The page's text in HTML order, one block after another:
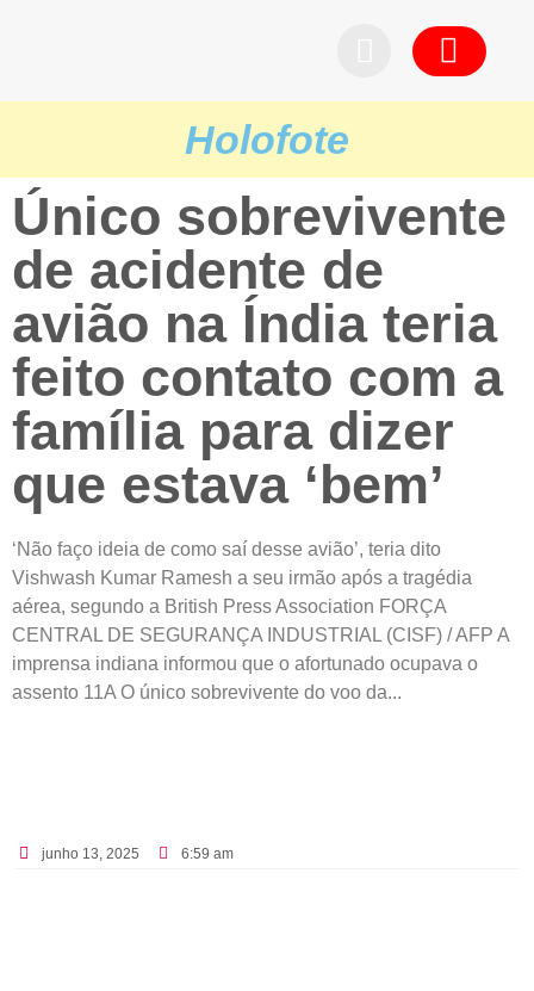
Holofote
Único sobrevivente
de acidente de
avião na Índia teria
feito contato com a
família para dizer
que estava ‘bem’
‘Não faço ideia de como saí desse avião’, teria dito
Vishwash Kumar Ramesh a seu irmão após a tragédia
aérea, segundo a British Press Association FORÇA
CENTRAL DE SEGURANÇA INDUSTRIAL (CISF) / AFP A
imprensa indiana informou que o afortunado ocupava o
assento 11A O único sobrevivente do voo da...
junho 13, 2025 6:59 am